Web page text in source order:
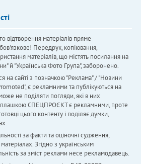
відтворення матеріалів пряме
Передрук, копіювання,
матеріалів, що містять посилання на
й "Українська Фото Група", заборонено.
на сайті з позначкою "Реклама" / "Новини
є рекламними та публікуються на
не поділяти погляди, які в них
плашкою СПЕЦПРОЄКТ є рекламними, проте
цього контенту і поділяє думки,
за факти та оціночні судження,
Згідно з українським
за зміст реклами несе рекламодавець.